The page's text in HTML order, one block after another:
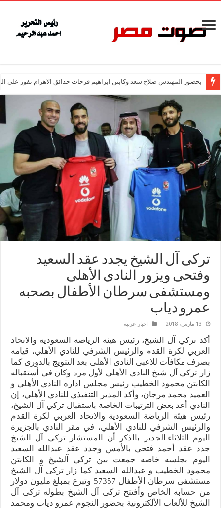
بحضور المهندس صلاح سعد وكابتن ابراهيم فرحات حدائق الاهرام تفوز على
تركى آل الشيخ يجدد عقد السعيد
وفتحى ويزور النادى الأهلى
ومستشفى سرطان الأطفال بصحبه
عمرو دياب
13 مارس، 2018 اخبار عربية
أكد تركي آل الشيخ، رئيس هيئة الرياضة السعودية والاتحاد
العربي لكرة القدم والرئيس الشرفي للنادي الأهلي، قيامه
بصرف مكافآت للاعبى النادى الأهلى بعد التتويج بالدورى كما
زار تركى آل شيخ النادى الأهلى لأول مره وكان فى أستقباله
الكابتن محمود الخطيب رئيس مجلس اداره النادى الأهلى و
العميد محمد مرجان، وأكد المدير التنفيذي للنادي الأهلي، إن
النادي أعد بعض الترتيبات الخاصة باستقبال تركي آل الشيخ،
رئيس هيئة الرياضة السعودية والاتحاد العربي لكرة القدم
والرئيس الشرفي للنادي الأهلي، في مقر النادي بالجزيرة
اليوم الثلاثاء.الجدير بالذكر أن المستشار تركى آل الشيخ
جدد عقد أحمد فتحى بالأمس وجدد عقد عبدالله السعيد
اليوم بجلسه خاصه جمعت بين تركى آلشيخ و الكابتن
محمود الخطيب و عبدالله السعيد كما زار تركى آل الشيخ
مستشفى سرطان الأطفال 57357 وتبرع بمبلغ مليون دولار
من حسابه الخاص وأفتتح تركى آل الشيخ بطوله تركى آل
الشيخ للألعاب الألكترونية بحضور النجوم عمرو دياب ومحمد